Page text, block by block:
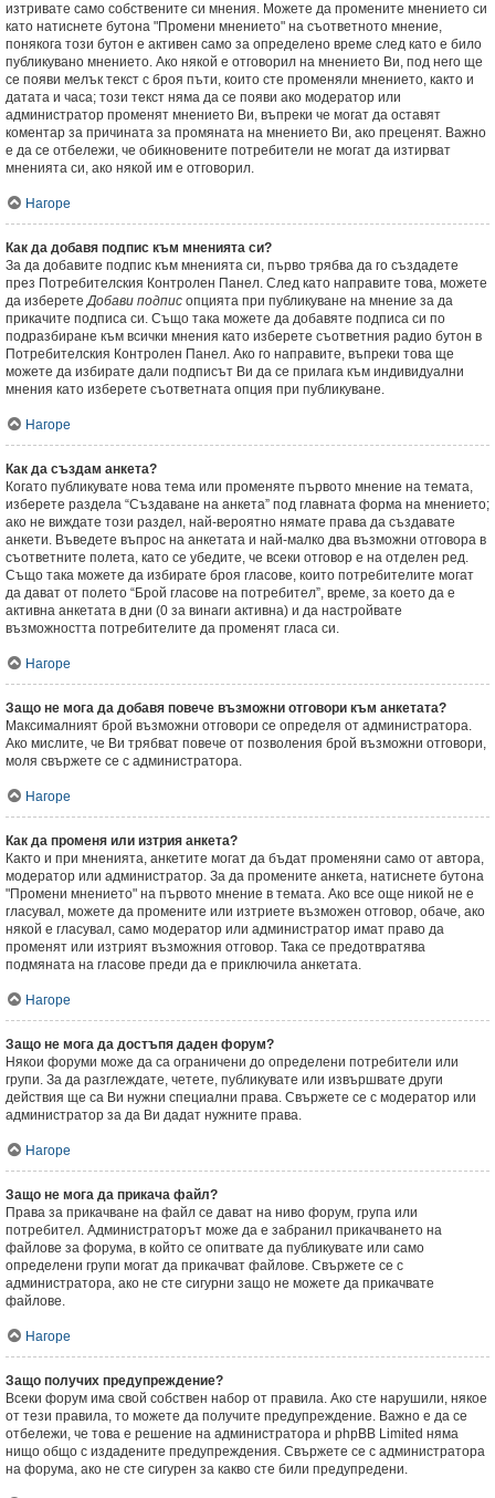
изтривате само собствените си мнения. Можете да промените мнението си
като натиснете бутона "Промени мнението" на съответното мнение,
понякога този бутон е активен само за определено време след като е било
публикувано мнението. Ако някой е отговорил на мнението Ви, под него ще
се появи мелък текст с броя пъти, които сте променяли мнението, както и
датата и часа; този текст няма да се появи ако модератор или
администратор променят мнението Ви, въпреки че могат да оставят
коментар за причината за промяната на мнението Ви, ако преценят. Важно
е да се отбележи, че обикновените потребители не могат да изтирват
мненията си, ако някой им е отговорил.
Нагоре
Как да добавя подпис към мненията си?
За да добавите подпис към мненията си, първо трябва да го създадете
през Потребителския Контролен Панел. След като направите това, можете
да изберетеДобави подпис опцията при публикуване на мнение за да
прикачите подписа си. Също така можете да добавяте подписа си по
подразбиране към всички мнения като изберете съответния радио бутон в
Потребителския Контролен Панел. Ако го направите, въпреки това ще
можете да избирате дали подписът Ви да се прилага към индивидуални
мнения като изберете съответната опция при публикуване.
Нагоре
Как да създам анкета?
Когато публикувате нова тема или променяте първото мнение на темата,
изберете раздела “Създаване на анкета” под главната форма на мнението;
ако не виждате този раздел, най-вероятно нямате права да създавате
анкети. Въведете въпрос на анкетата и най-малко два възможни отговора в
съответните полета, като се убедите, че всеки отговор е на отделен ред.
Също така можете да избирате броя гласове, които потребителите могат
да дават от полето “Брой гласове на потребител”, време, за което да е
активна анкетата в дни (0 за винаги активна) и да настройвате
възможността потребителите да променят гласа си.
Нагоре
Защо не мога да добавя повече възможни отговори към анкетата?
Максималният брой възможни отговори се определя от администратора.
Ако мислите, че Ви трябват повече от позволения брой възможни отговори,
моля свържете се с администратора.
Нагоре
Как да променя или изтрия анкета?
Както и при мненията, анкетите могат да бъдат променяни само от автора,
модератор или администратор. За да промените анкета, натиснете бутона
"Промени мнението" на първото мнение в темата. Ако все още никой не е
гласувал, можете да промените или изтриете възможен отговор, обаче, ако
някой е гласувал, само модератор или администратор имат право да
променят или изтрият възможния отговор. Така се предотвратява
подмяната на гласове преди да е приключила анкетата.
Нагоре
Защо не мога да достъпя даден форум?
Някои форуми може да са ограничени до определени потребители или
групи. За да разглеждате, четете, публикувате или извършвате други
действия ще са Ви нужни специални права. Свържете се с модератор или
администратор за да Ви дадат нужните права.
Нагоре
Защо не мога да прикача файл?
Права за прикачване на файл се дават на ниво форум, група или
потребител. Администраторът може да е забранил прикачването на
файлове за форума, в който се опитвате да публикувате или само
определени групи могат да прикачват файлове. Свържете се с
администратора, ако не сте сигурни защо не можете да прикачвате
файлове.
Нагоре
Защо получих предупреждение?
Всеки форум има свой собствен набор от правила. Ако сте нарушили, някое
от тези правила, то можете да получите предупреждение. Важно е да се
отбележи, че това е решение на администратора и phpBB Limited няма
нищо общо с издадените предупреждения. Свържете се с администратора
на форума, ако не сте сигурен за какво сте били предупредени.